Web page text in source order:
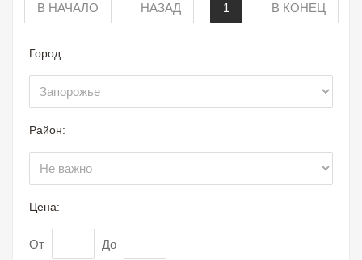
В НАЧАЛО НАЗАД 1 В КОНЕЦ
Город:
Район:
Цена:
От До